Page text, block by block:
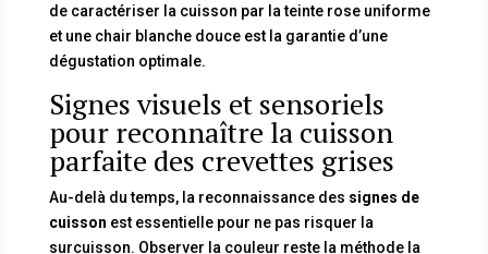
de caractériser la cuisson par la teinte rose uniforme
et une chair blanche douce est la garantie d’une
dégustation optimale.
Signes visuels et sensoriels
pour reconnaître la cuisson
parfaite des crevettes grises
Au-delà du temps, la reconnaissance des signes de
cuisson est essentielle pour ne pas risquer la
surcuisson. Observer la couleur reste la méthode la